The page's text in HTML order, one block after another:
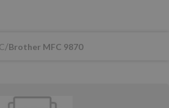
Brother MFC 9870